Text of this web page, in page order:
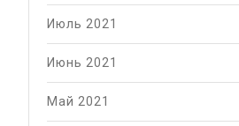
Июль 2021
Июнь 2021
Май 2021